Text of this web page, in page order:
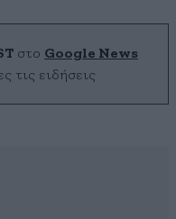
στο Google News
τις ειδήσεις